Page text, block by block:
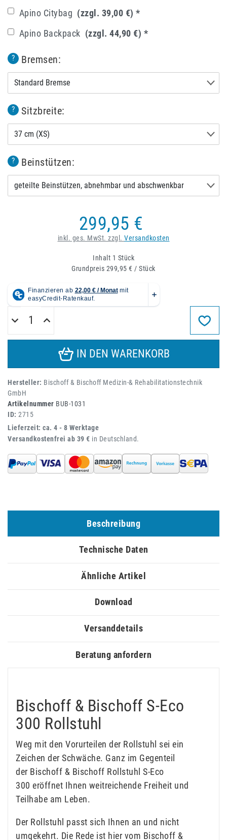
Apino Citybag (zzgl. 39,00 €) *
Apino Backpack (zzgl. 44,90 €) *
? Bremsen:
Standard Bremse
? Sitzbreite:
37 cm (XS)
? Beinstützen:
geteilte Beinstützen, abnehmbar und abschwenkbar
299,95 €
inkl. ges. MwSt. zzgl. Versandkosten
Inhalt 1 Stück
Grundpreis 299,95 € / Stück
IN DEN WARENKORB
Hersteller: Bischoff & Bischoff Medizin-& Rehabilitationstechnik
GmbH
Artikelnummer BUB-1031
ID: 2715
Lieferzeit: ca. 4 - 8 Werktage
Versandkostenfrei ab 39 € in Deutschland.
Beschreibung
Technische Daten
Ähnliche Artikel
Download
Versanddetails
Beratung anfordern
Bischoff & Bischoff S-Eco
300 Rollstuhl
Weg mit den Vorurteilen der Rollstuhl sei ein
Zeichen der Schwäche. Ganz im Gegenteil
der Bischoff & Bischoff Rollstuhl S-Eco
300 eröffnet Ihnen weitreichende Freiheit und
Teilhabe am Leben.
Der Rollstuhl passt sich Ihnen an und nicht
umgekehrt. Die Rede ist hier vom Bischoff &